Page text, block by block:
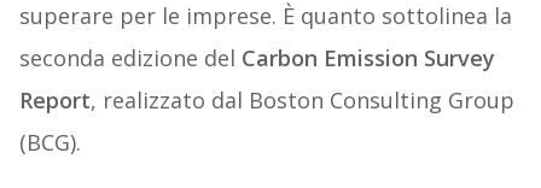
superare per le imprese. È quanto sottolinea la
seconda edizione del Carbon Emission Survey
Report, realizzato dal Boston Consulting Group
(BCG).